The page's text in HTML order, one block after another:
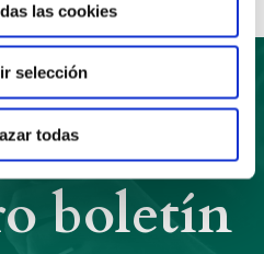
las cookies
selección
todas
boletín